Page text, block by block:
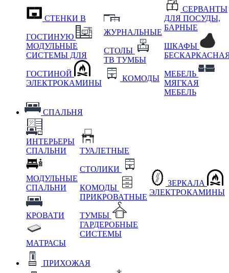
СТЕНКИ В
ГОСТИНУЮ
МОДУЛЬНЫЕ
СИСТЕМЫ ДЛЯ
ГОСТИНОЙ
ЭЛЕКТРОКАМИНЫ
ЖУРНАЛЬНЫЕ
СТОЛЫ
ТВ ТУМБЫ
КОМОДЫ
СЕРВАНТЫ
ДЛЯ ПОСУДЫ,
БАРНЫЕ
ШКАФЫ
МЕБЕЛЬ
МЯГКАЯ
МЕБЕЛЬ
СПАЛЬНЯ
ИНТЕРЬЕРЫ
СПАЛЬНИ
МОДУЛЬНЫЕ
СПАЛЬНИ
КРОВАТИ
МАТРАСЫ
ТУАЛЕТНЫЕ
СТОЛИКИ
КОМОДЫ
ПРИКРОВАТНЫЕ
ТУМБЫ
ГАРДЕРОБНЫЕ
СИСТЕМЫ
ЗЕРКАЛА
ЭЛЕКТРОКАМИНЫ
ПРИХОЖАЯ